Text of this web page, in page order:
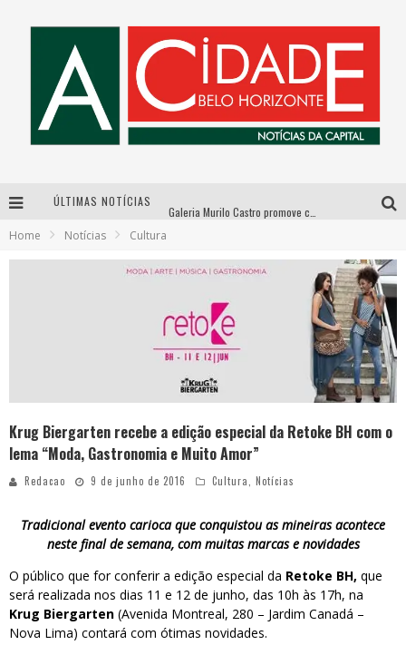
ÚLTIMAS NOTÍCIAS
As Hilárias: Suzy Brasil, Kayete e Karoline Absinto retornam a Belo Horizonte para apresentação única no Teatro Sesiminas
Home Notícias Cultura
Krug Biergarten recebe a edição especial da Retoke BH com o
lema “Moda, Gastronomia e Muito Amor”
Redacao 9 de junho de 2016 Cultura, Notícias
Tradicional evento carioca que conquistou as mineiras acontece
neste final de semana, com muitas marcas e novidades
O público que for conferir a edição especial da Retoke BH, que
será realizada nos dias 11 e 12 de junho, das 10h às 17h, na
Krug Biergarten (Avenida Montreal, 280 – Jardim Canadá –
Nova Lima) contará com ótimas novidades.